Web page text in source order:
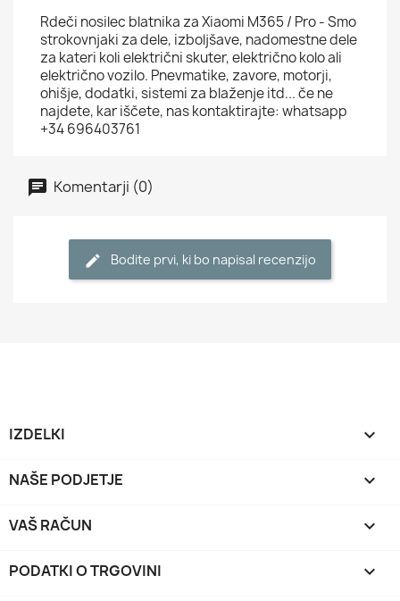
Rdeči nosilec blatnika za Xiaomi M365 / Pro - Smo
strokovnjaki za dele, izboljšave, nadomestne dele
za kateri koli električni skuter, električno kolo ali
električno vozilo. Pnevmatike, zavore, motorji,
ohišje, dodatki, sistemi za blaženje itd... če ne
najdete, kar iščete, nas kontaktirajte: whatsapp
+34 696403761
Komentarji (0)
Bodite prvi, ki bo napisal recenzijo
IZDELKI 
NAŠE PODJETJE 
VAŠ RAČUN 
PODATKI O TRGOVINI keyboard_arrow_down